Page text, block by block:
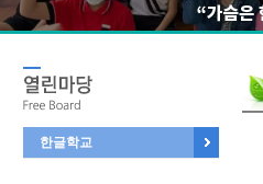
한글학교